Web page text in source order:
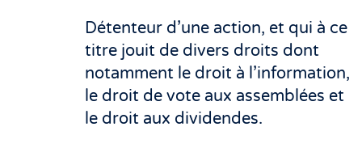
Détenteur d’une action, et qui à ce
titre jouit de divers droits dont
notamment le droit à l’information,
le droit de vote aux assemblées et
le droit aux dividendes.